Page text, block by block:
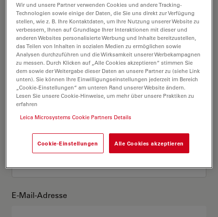
Das bin ich
Akademischer Grad
Vorname
Nachname
E-Mail-Adresse
Wir und unsere Partner verwenden Cookies und andere Tracking-
Technologien sowie einige der Daten, die Sie uns direkt zur Verfügung
stellen, wie z. B. Ihre Kontaktdaten, um Ihre Nutzung unserer Website zu
verbessern, Ihnen auf Grundlage Ihrer Interaktionen mit dieser und
anderen Websites personalisierte Werbung und Inhalte bereitzustellen,
das Teilen von Inhalten in sozialen Medien zu ermöglichen sowie
Analysen durchzuführen und die Wirksamkeit unserer Werbekampagnen
zu messen. Durch Klicken auf „Alle Cookies akzeptieren“ stimmen Sie
dem sowie der Weitergabe dieser Daten an unsere Partner zu (siehe Link
unten). Sie können Ihre Einwilligungseinstellungen jederzeit im Bereich
„Cookie-Einstellungen“ am unteren Rand unserer Website ändern.
Lesen Sie unsere Cookie-Hinweise, um mehr über unsere Praktiken zu
erfahren
Leica Microsystems Cookie Partners Details
Cookie-Einstellungen Alle Cookies akzeptieren